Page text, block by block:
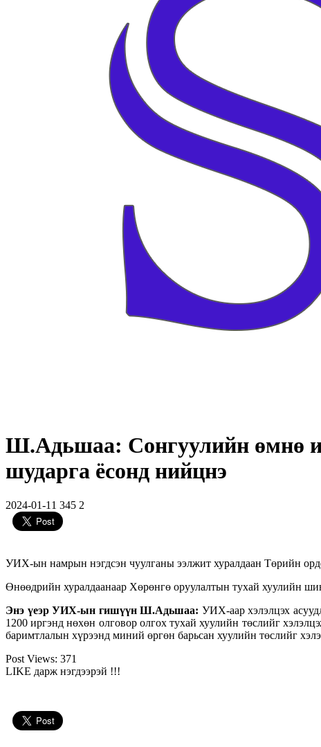
Ш.Адьшаа: Сонгуулийн өмнө
шударга ёсонд нийцнэ
2024-01-11 345 2
УИХ-ын намрын нэгдсэн чуулганы ээлжит хуралдаан Төрийн
Өнөөдрийн хуралдаанаар Хөрөнгө оруулалтын тухай хуулийн
Энэ үеэр УИХ-ын гишүүн Ш.Адьшаа: УИХ-аар хэлэлцэх
1200 иргэнд нөхөн олговор олгох тухай хуулийн төслийг
баримтлалын хүрээнд миний өргөн барьсан хуулийн төслийг
Post Views: 371
LIKE дарж нэгдээрэй !!!